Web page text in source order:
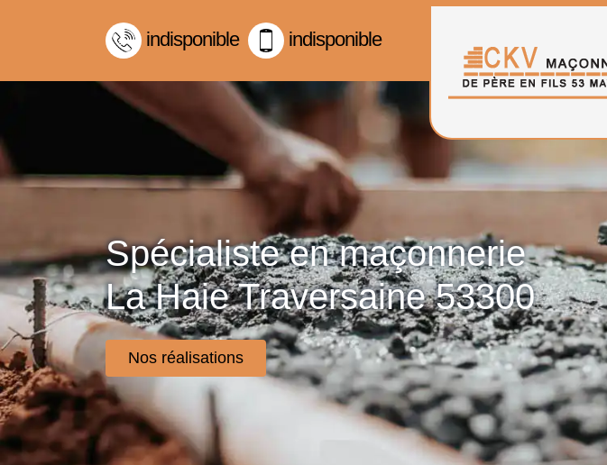
indisponible indisponible
Spécialiste en maçonnerie
La Haie Traversaine 53300
Nos réalisations